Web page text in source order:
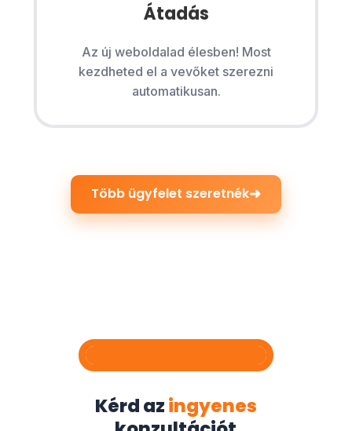
Átadás
Az új weboldalad élesben! Most
kezdheted el a vevőket szerezni
automatikusan.
Több ügyfelet szeretnék➜
Kérd azingyenes